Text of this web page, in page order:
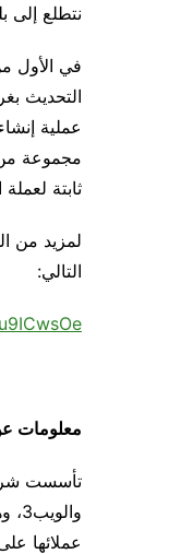
نتطلع إلى
في الأول
التحديث
عملية
ثابتة
لمزيد من
التالي:
معلومات
تأسست
عملائها